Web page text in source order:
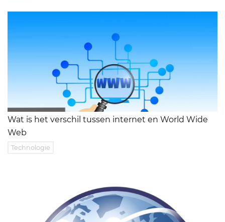
Wat is het verschil tussen internet en World Wide
Web
Technologie